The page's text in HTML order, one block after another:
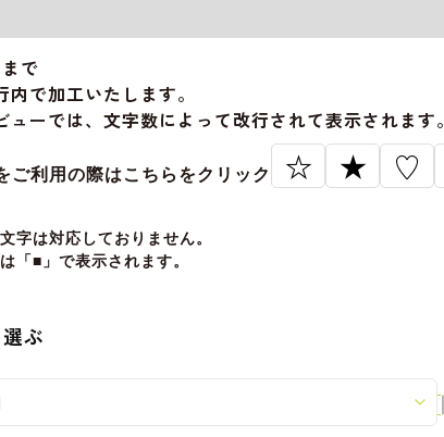
まで
内で加工いたします。
ューでは、文字数によって改行されて表示されます。
ご利用の際はこちらをクリック ☆ ★ ♡
字は対応しておりません。
「■」で表示されます。
ぶ